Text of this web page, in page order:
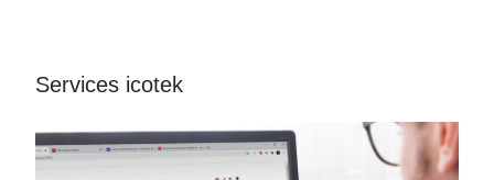
Services icotek